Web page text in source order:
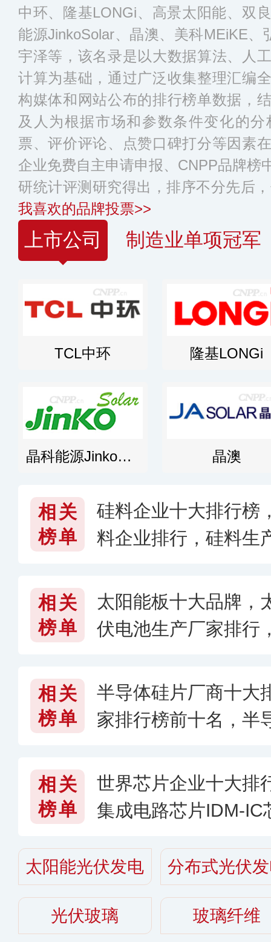
中环、隆基LONGi、高景太阳能、双
能源JinkoSolar、晶澳、美科MEiKE、
宇泽等，该名录是以大数据算法、人
计算为基础，通过广泛收集整理汇编
构媒体和网站公布的排行榜单数据，
及人为根据市场和参数条件变化的
票、评价评论、点赞口碑打分等因素
企业免费自主申请申报、CNPP品牌榜
研统计评测研究得出，排序不分先后
我喜欢的品牌投票>>
上市公司 制造业单项冠军
TCL中环 隆基LONGi
晶科能源JinkoSolar 晶澳
相关
榜单
硅料企业十大排行榜
料企业排行，硅料生
相关
榜单
太阳能板十大品牌，
伏电池生产厂家排行
相关
榜单
半导体硅片厂商十大
家排行榜前十名，半
相关
榜单
世界芯片企业十大排
集成电路芯片IDM-IC
太阳能光伏发电 分布式光伏
光伏玻璃 玻璃纤维